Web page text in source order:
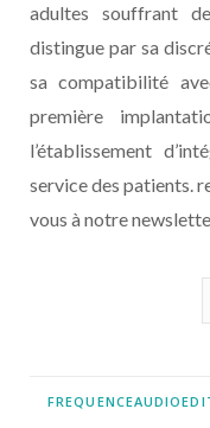
adultes souffrant
distingue par sa
sa compatibilité
première
l’établissement
service des patients.
vous à notre